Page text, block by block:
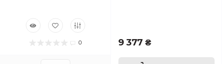
0 9 377 ₴